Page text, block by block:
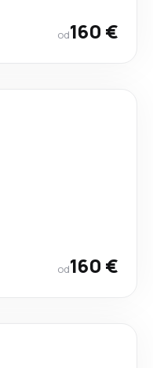
od160 €
od160 €